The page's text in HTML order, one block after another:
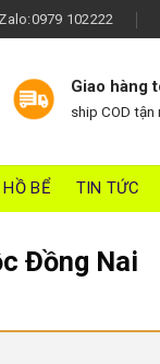
Zalo:0979 102222
Giao hàng
ship COD tận
BỂ TIN TỨC
Đồng Nai